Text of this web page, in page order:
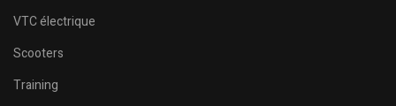
VTC électrique
Scooters
Training